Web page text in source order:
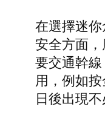
在選擇迷
安全方面
要交通幹
用，例如
日後出現